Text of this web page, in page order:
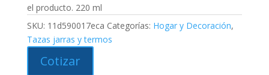
el producto. 220 ml
SKU: 11d590017eca Categorías: Hogar y Decoración,
Tazas jarras y termos
Cotizar